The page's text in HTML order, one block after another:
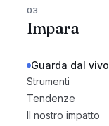
03
Impara
Guarda dal vivo
Strumenti
Tendenze
Il nostro impatto